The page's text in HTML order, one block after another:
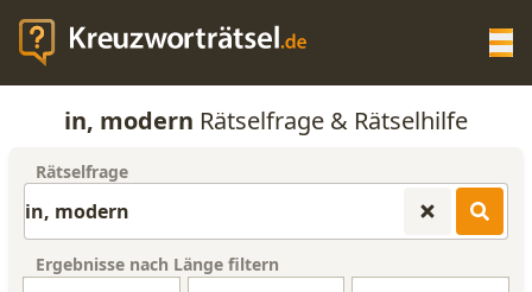
KREUZWORTRÄTSEL-HILFE
in, modern Rätselfrage & Rätselhilfe
Rätselfrage
Ergebnisse nach Länge filtern